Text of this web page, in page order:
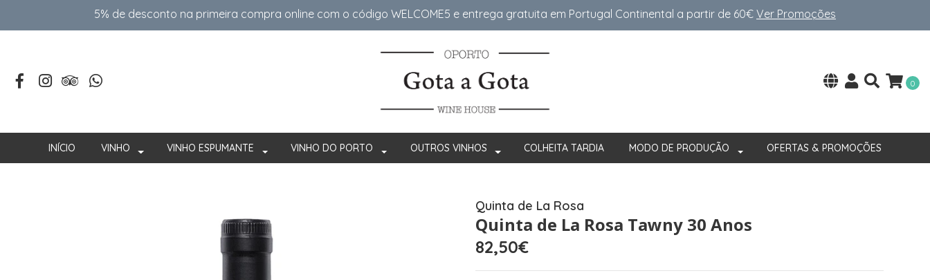
5% de desconto na primeira compra online com o código WELCOME5 e entrega gratuita em Portugal Continental a partir de 60€ Ver Promoções
0
INÍCIO VINHO VINHO ESPUMANTE VINHO DO PORTO OUTROS VINHOS COLHEITA TARDIA MODO DE PRODUÇÃO OFERTAS & PROMOÇÕES
Quinta de La Rosa
Quinta de La Rosa Tawny 30 Anos
82,50€